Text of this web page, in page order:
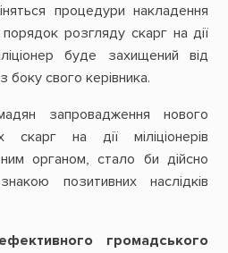
процедури накладення
порядок розгляду скарг на дії
буде захищений від
боку свого керівника.
запровадження нового
на дії міліціонерів
органом, стало би дійсно
позитивних наслідків
громадського